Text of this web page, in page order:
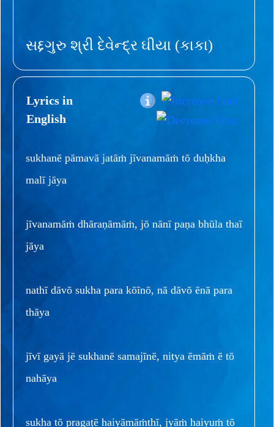
સદ્દગુરુ શ્રી દેવેન્દ્ર ઘીયા (કાકા)
Lyrics in
English
sukhanē pāmavā jatāṁ jīvanamāṁ tō duḥkha
malī jāya
jīvanamāṁ dhāraṇāmāṁ, jō nānī paṇa bhūla thaī
jāya
nathī dāvō sukha para kōīnō, nā dāvō ēnā para
thāya
jīvī gayā jē sukhanē samajīnē, nitya ēmāṁ ē tō
nahāya
sukha tō pragaṭē haiyāmāṁthī, jyāṁ haiyuṁ tō